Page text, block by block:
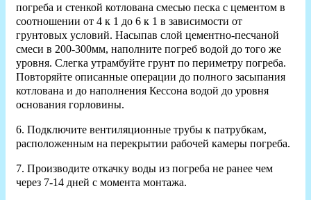
погреба и стенкой котлована смесью песка с цементом в
соотношении от 4 к 1 до 6 к 1 в зависимости от
грунтовых условий. Насыпав слой цементно-песчаной
смеси в 200-300мм, наполните погреб водой до того же
уровня. Слегка утрамбуйте грунт по периметру погреба.
Повторяйте описанные операции до полного засыпания
котлована и до наполнения Кессона водой до уровня
основания горловины.
6. Подключите вентиляционные трубы к патрубкам,
расположенным на перекрытии рабочей камеры погреба.
7. Производите откачку воды из погреба не ранее чем
через 7-14 дней с момента монтажа.